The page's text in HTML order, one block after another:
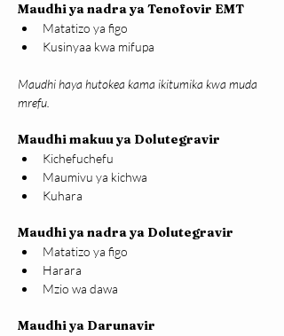
Maudhi ya nadra ya Tenofovir EMT
Matatizo ya figo
Kusinyaa kwa mifupa
Maudhi haya hutokea kama ikitumika kwa muda
mrefu.
Maudhi makuu ya Dolutegravir
Kichefuchefu
Maumivu ya kichwa
Kuhara
Maudhi ya nadra ya Dolutegravir
Matatizo ya figo
Harara
Mzio wa dawa
Maudhi ya Darunavir